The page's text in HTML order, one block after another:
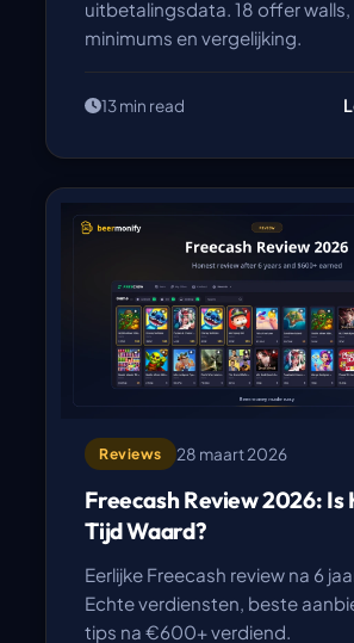
uitbetalingsdata. 18 offer walls,
minimums en vergelijking.
13 min read
Reviews 28 maart 2026
Freecash Review 2026: Is
Tijd Waard?
Eerlijke Freecash review na 6
Echte verdiensten, beste
tips na €600+ verdiend.